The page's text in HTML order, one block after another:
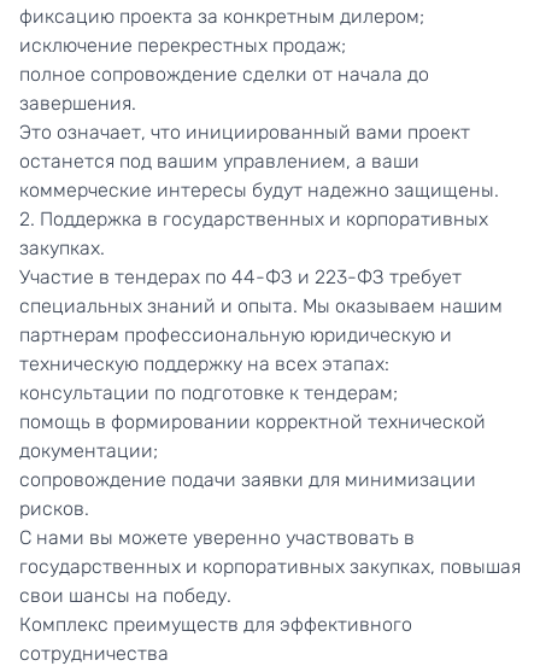
фиксацию проекта за конкретным дилером;
исключение перекрестных продаж;
полное сопровождение сделки от начала до
завершения.
Это означает, что инициированный вами проект
останется под вашим управлением, а ваши
коммерческие интересы будут надежно защищены.
2. Поддержка в государственных и корпоративных
закупках.
Участие в тендерах по 44-ФЗ и 223-ФЗ требует
специальных знаний и опыта. Мы оказываем нашим
партнерам профессиональную юридическую и
техническую поддержку на всех этапах:
консультации по подготовке к тендерам;
помощь в формировании корректной технической
документации;
сопровождение подачи заявки для минимизации
рисков.
С нами вы можете уверенно участвовать в
государственных и корпоративных закупках, повышая
свои шансы на победу.
Комплекс преимуществ для эффективного
сотрудничества